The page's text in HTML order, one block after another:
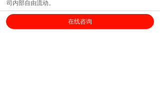
司内部自由流动。
基于这些，我们为他们量身定制了一些有意思的模
在线咨询